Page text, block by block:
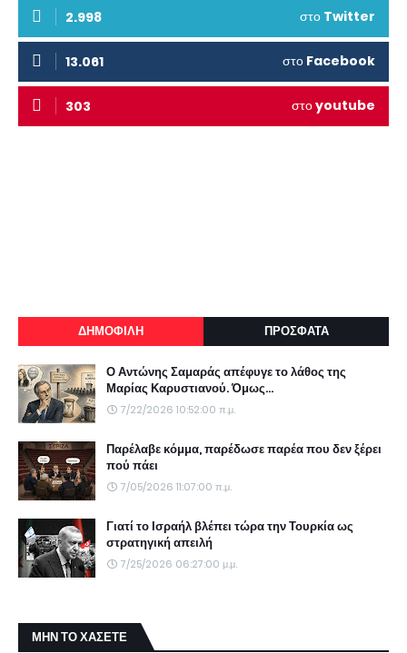
2.998 στο Twitter
13.061 στο Facebook
303 στοyoutube
ΔΗΜΟΦΙΛΗ ΠΡΟΣΦΑΤΑ
Ο Αντώνης Σαμαράς απέφυγε το λάθος της
Μαρίας Καρυστιανού. Όμως...
7/22/2026 10:52:00 π.μ.
Παρέλαβε κόμμα, παρέδωσε παρέα που δεν ξέρει
πού πάει
7/05/2026 11:07:00 π.μ.
Γιατί το Ισραήλ βλέπει τώρα την Τουρκία ως
στρατηγική απειλή
7/25/2026 06:27:00 μ.μ.
ΜΗΝ ΤΟ ΧΑΣΕΤΕ